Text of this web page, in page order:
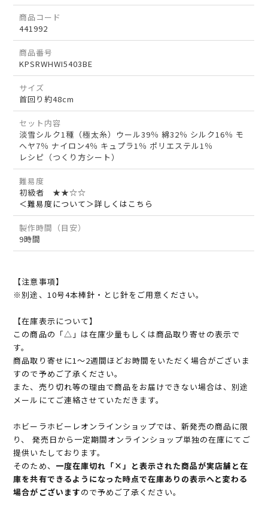
商品コード
441992
商品番号
KPSRWHWI5403BE
サイズ
首回り約48cm
セット内容
淡雪シルク1種（極太糸）ウール39％ 綿32％ シルク16％ モ
へヤ7％ ナイロン4％ キュプラ1％ ポリエステル1％
レシピ（つくり方シート）
難易度
初級者 ★★☆☆
＜難易度について＞詳しくはこちら
製作時間（目安）
9時間
【注意事項】
※別途、10号4本棒針・とじ針をご用意ください。
【在庫表示について】
この商品の「△」は在庫少量もしくは商品取り寄せの表示で
す。
商品取り寄せに1～2週間ほどお時間をいただく場合がございま
すので予めご了承ください。
また、売り切れ等の理由で商品をお届けできない場合は、別途
メールにてご連絡させていただきます。
ホビーラホビーレオンラインショップでは、新発売の商品に限
り、 発売日から一定期間オンラインショップ単独の在庫にてご
提供いたしております。
そのため、 一度在庫切れ「×」と表示された商品が実店舗と在
庫を共有できるようになった時点で在庫ありの表示へと変わる
場合がございますので予めご了承ください。